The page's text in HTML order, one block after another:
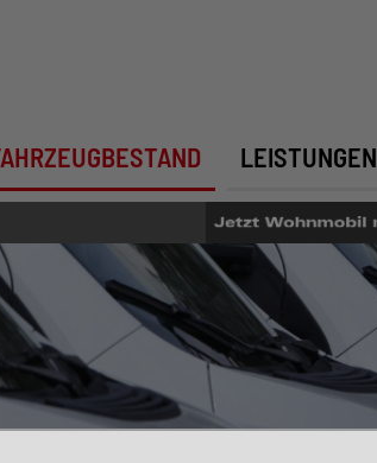
LEISTUNGEN